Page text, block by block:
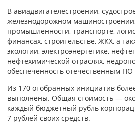
В авиадвигателестроении,
железнодорожном
промышленности, транспорте,
финансах, строительстве, ЖКХ, а
экологии, электроэнергетике,
нефтехимической отраслях,
обеспеченность отечественным
Из 170 отобранных инициатив
выполнены. Общая стоимость —
каждый бюджетный рубль
7 рублей своих средств.